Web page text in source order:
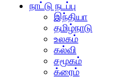
நாட்டு நடப்பு
இந்தியா
தமிழ்நாடு
உலகம்
கல்வி
சமூகம்
க்ரைம்